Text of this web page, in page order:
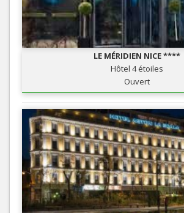
LE MÉRIDIEN NICE ****
Hôtel 4 étoiles
Ouvert